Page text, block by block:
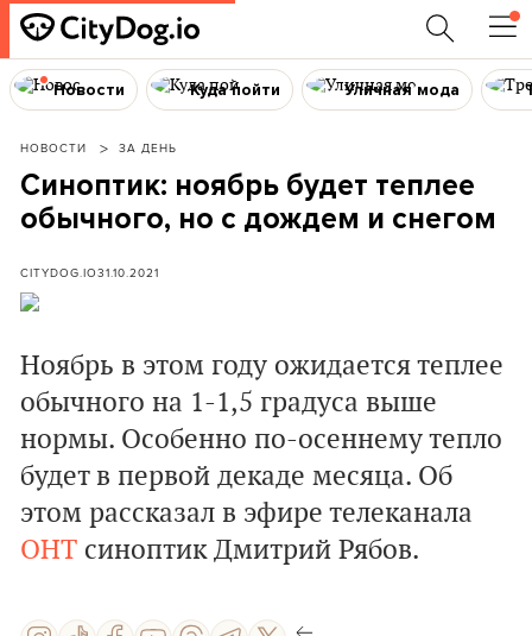
Новости Куда пойти Уличная мода
НОВОСТИ ЗА ДЕНЬ
Синоптик: ноябрь будет теплее
обычного, но с дождем и снегом
CITYDOG.IO31.10.2021
Ноябрь в этом году ожидается теплее
обычного на 1-1,5 градуса выше
нормы. Особенно по-осеннему тепло
будет в первой декаде месяца. Об
этом рассказал в эфире телеканала
ОНТ синоптик Дмитрий Рябов.